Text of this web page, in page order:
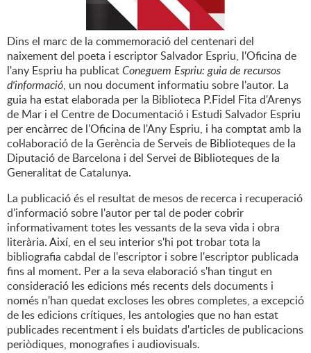
Dins el marc de la commemoració del centenari del
naixement del poeta i escriptor Salvador Espriu, l'Oficina de
l'any Espriu ha publicatConeguem Espriu: guia de recursos
d'informació, un nou document informatiu sobre l'autor. La
guia ha estat elaborada per la Biblioteca P.Fidel Fita d'Arenys
de Mar i el Centre de Documentació i Estudi Salvador Espriu
per encàrrec de l'Oficina de l'Any Espriu, i ha comptat amb la
col·laboració de la Gerència de Serveis de Biblioteques de la
Diputació de Barcelona i del Servei de Biblioteques de la
Generalitat de Catalunya.
La publicació és el resultat de mesos de recerca i recuperació
d'informació sobre l'autor per tal de poder cobrir
informativament totes les vessants de la seva vida i obra
literària. Així, en el seu interior s'hi pot trobar tota la
bibliografia cabdal de l'escriptor i sobre l'escriptor publicada
fins al moment. Per a la seva elaboració s'han tingut en
consideració les edicions més recents dels documents i
només n'han quedat excloses les obres completes, a excepció
de les edicions crítiques, les antologies que no han estat
publicades recentment i els buidats d'articles de publicacions
periòdiques, monografies i audiovisuals.